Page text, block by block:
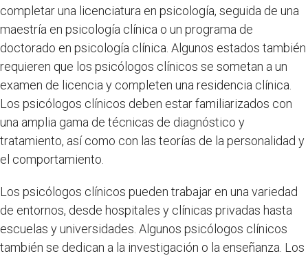
completar una licenciatura en psicología, seguida de una
maestría en psicología clínica o un programa de
doctorado en psicología clínica. Algunos estados también
requieren que los psicólogos clínicos se sometan a un
examen de licencia y completen una residencia clínica.
Los psicólogos clínicos deben estar familiarizados con
una amplia gama de técnicas de diagnóstico y
tratamiento, así como con las teorías de la personalidad y
el comportamiento.
Los psicólogos clínicos pueden trabajar en una variedad
de entornos, desde hospitales y clínicas privadas hasta
escuelas y universidades. Algunos psicólogos clínicos
también se dedican a la investigación o la enseñanza. Los